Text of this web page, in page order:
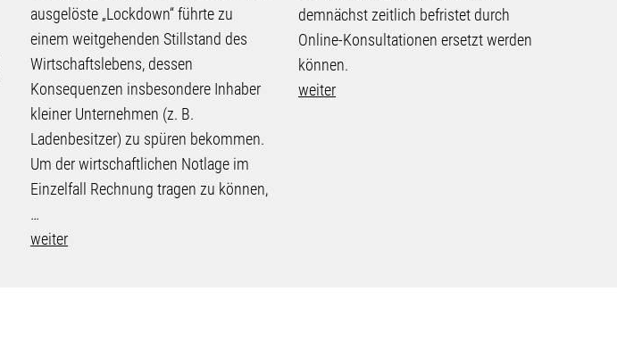
ausgelöste „Lockdown“ führte zu
einem weitgehenden Stillstand des
Wirtschaftslebens, dessen
Konsequenzen insbesondere Inhaber
kleiner Unternehmen (z. B.
Ladenbesitzer) zu spüren bekommen.
Um der wirtschaftlichen Notlage im
Einzelfall Rechnung tragen zu können,
…
weiter
demnächst zeitlich befristet durch
Online-Konsultationen ersetzt werden
können.
weiter